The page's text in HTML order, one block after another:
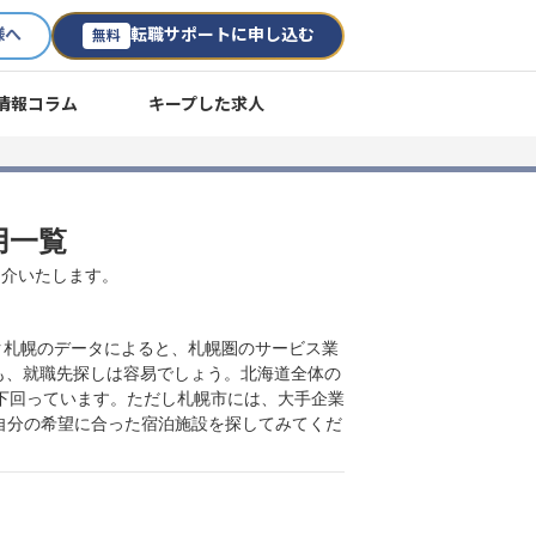
へ 無料 転職サポートに申し込む
報コラム キープした求人
一覧
いたします。
幌のデータによると、札幌圏のサービス業
就職先探しは容易でしょう。北海道全体の
っています。ただし札幌市には、大手企業
の希望に合った宿泊施設を探してみてくだ